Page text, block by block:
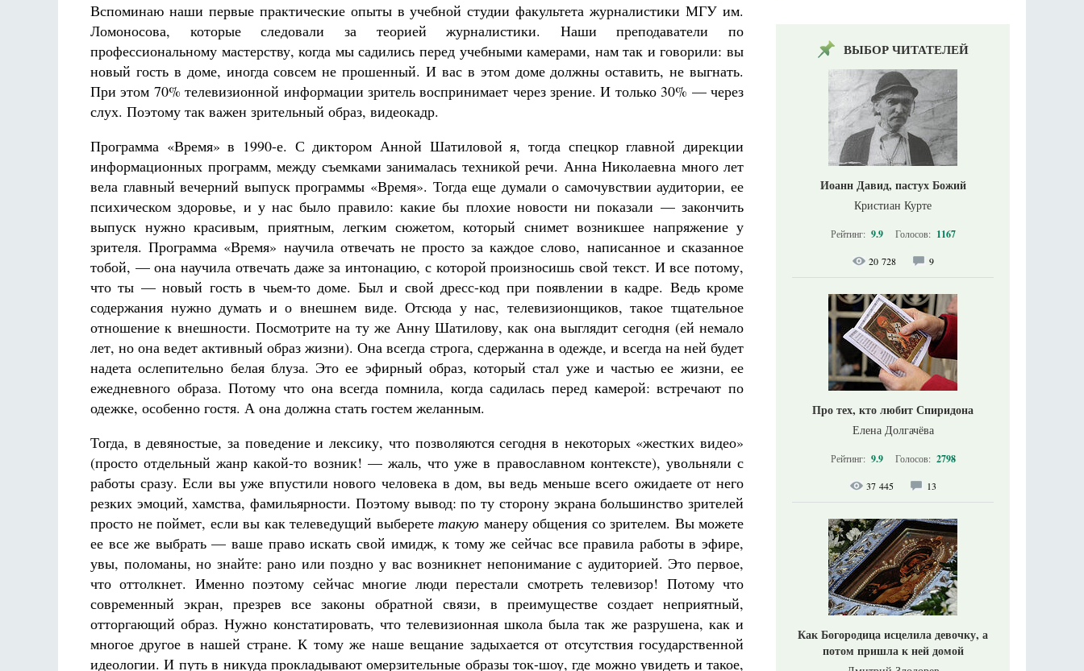
Вспоминаю наши первые практические опыты в учебной студии факультета журналистики МГУ им.
Ломоносова, которые следовали за теорией журналистики. Наши преподаватели по
профессиональному мастерству, когда мы садились перед учебными камерами, нам так и говорили: вы
новый гость в доме, иногда совсем не прошенный. И вас в этом доме должны оставить, не выгнать.
При этом 70% телевизионной информации зритель воспринимает через зрение. И только 30% — через
слух. Поэтому так важен зрительный образ, видеокадр.
Программа «Время» в 1990-е. С диктором Анной Шатиловой я, тогда спецкор главной дирекции
информационных программ, между съемками занималась техникой речи. Анна Николаевна много лет
вела главный вечерний выпуск программы «Время». Тогда еще думали о самочувствии аудитории, ее
психическом здоровье, и у нас было правило: какие бы плохие новости ни показали — закончить
выпуск нужно красивым, приятным, легким сюжетом, который снимет возникшее напряжение у
зрителя. Программа «Время» научила отвечать не просто за каждое слово, написанное и сказанное
тобой, — она научила отвечать даже за интонацию, с которой произносишь свой текст. И все потому,
что ты — новый гость в чьем-то доме. Был и свой дресс-код при появлении в кадре. Ведь кроме
содержания нужно думать и о внешнем виде. Отсюда у нас, телевизионщиков, такое тщательное
отношение к внешности. Посмотрите на ту же Анну Шатилову, как она выглядит сегодня (ей немало
лет, но она ведет активный образ жизни). Она всегда строга, сдержанна в одежде, и всегда на ней будет
надета ослепительно белая блуза. Это ее эфирный образ, который стал уже и частью ее жизни, ее
ежедневного образа. Потому что она всегда помнила, когда садилась перед камерой: встречают по
одежке, особенно гостя. А она должна стать гостем желанным.
Тогда, в девяностые, за поведение и лексику, что позволяются сегодня в некоторых «жестких видео»
(просто отдельный жанр какой-то возник! — жаль, что уже в православном контексте), увольняли с
работы сразу. Если вы уже впустили нового человека в дом, вы ведь меньше всего ожидаете от него
резких эмоций, хамства, фамильярности. Поэтому вывод: по ту сторону экрана большинство зрителей
просто не поймет, если вы как телеведущий выберете такую манеру общения со зрителем. Вы можете
ее все же выбрать — ваше право искать свой имидж, к тому же сейчас все правила работы в эфире,
увы, поломаны, но знайте: рано или поздно у вас возникнет непонимание с аудиторией. Это первое,
что оттолкнет. Именно поэтому сейчас многие люди перестали смотреть телевизор! Потому что
современный экран, презрев все законы обратной связи, в преимуществе создает неприятный,
отторгающий образ. Нужно констатировать, что телевизионная школа была так же разрушена, как и
многое другое в нашей стране. К тому же наше вещание задыхается от отсутствия государственной
идеологии. И путь в никуда прокладывают омерзительные образы ток-шоу, где можно увидеть и такое,
ВЫБОР ЧИТАТЕЛЕЙ
Иоанн Давид, пастух Божий
Кристиан Курте
Рейтинг: 9.9 Голосов: 1167
20 728 9
Про тех, кто любит Спиридона
Елена Долгачёва
Рейтинг: 9.9 Голосов: 2798
37 445 13
Как Богородица исцелила девочку, а
потом пришла к ней домой